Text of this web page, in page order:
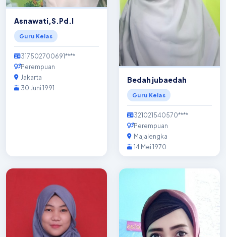
Asnawati,S.Pd.I
Guru Kelas
317502700691****
Perempuan
Jakarta
30 Juni 1991
Bedah jubaedah
Guru Kelas
321021540570****
Perempuan
Majalengka
14 Mei 1970